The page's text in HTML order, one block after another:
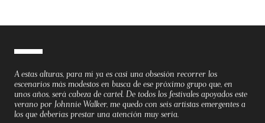
A estas alturas, para mí ya es casi una obsesión recorrer los
escenarios más modestos en busca de ese próximo grupo que, en
unos años, será cabeza de cartel. De todos los festivales apoyados este
verano por Johnnie Walker, me quedo con seis artistas emergentes a
los que deberías prestar una atención muy seria.